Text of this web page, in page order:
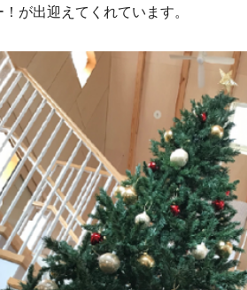
が出迎えてくれています。